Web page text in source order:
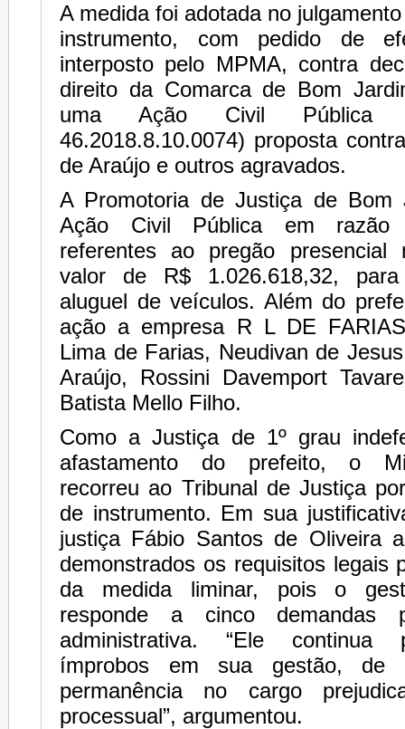
A medida foi adotada no
instrumento, com pedido de
interposto pelo MPMA, contra
direito da Comarca de Bom
uma Ação Civil Pública
46.2018.8.10.0074) proposta
de Araújo e outros agravados.
A Promotoria de Justiça de Bom
Ação Civil Pública em razão
referentes ao pregão presencial
valor de R$ 1.026.618,32,
aluguel de veículos. Além do
ação a empresa R L DE
Lima de Farias, Neudivan de
Araújo, Rossini Davemport
Batista Mello Filho.
Como a Justiça de 1º grau
afastamento do prefeito, o
recorreu ao Tribunal de Justiça
de instrumento. Em sua
justiça Fábio Santos de Oliveira
demonstrados os requisitos legais
da medida liminar, pois o
responde a cinco demandas
administrativa. “Ele continua
ímprobos em sua gestão, de
permanência no cargo
processual”, argumentou.